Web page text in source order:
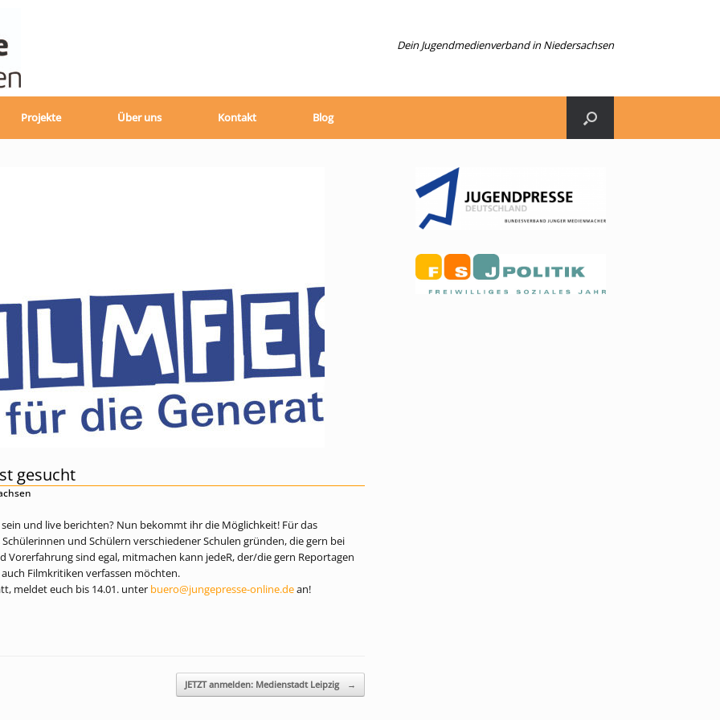
Dein Jugendmedienverband in Niedersachsen
Projekte Über uns Kontakt Blog
gesucht
und live berichten? Nun bekommt ihr die Möglichkeit! Für das
und Schülern verschiedener Schulen gründen, die gern bei
sind egal, mitmachen kann jedeR, der/die gern Reportagen
Filmkritiken verfassen möchten.
meldet euch bis 14.01. unter buero@jungepresse-online.dean!
JETZT anmelden: Medienstadt Leipzig →